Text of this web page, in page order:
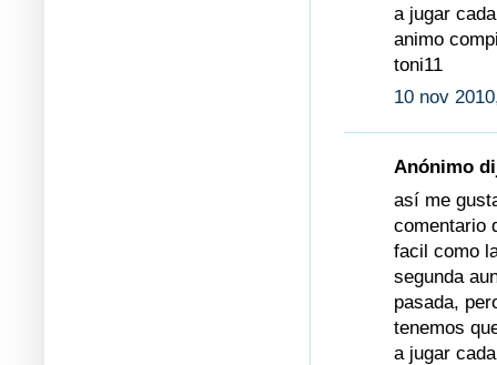
a jugar
animo
toni11
10 nov
Anónimo
así me
comentario
facil como
segunda
pasada,
tenemos
a jugar